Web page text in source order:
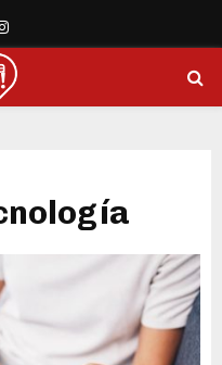
Instagram